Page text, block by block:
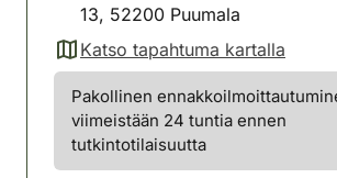
13, 52200 Puumala
Katso tapahtuma kartalla
(avautuu uuteen välilehteen)
Pakollinen
viimeistään 24 tuntia ennen
tutkintotilaisuutta